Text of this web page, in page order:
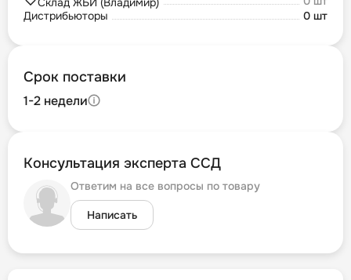
Дистрибьюторы
0 шт
Срок поставки
1-2 недели
Консультация эксперта ССД
Ответим на все вопросы по товару
Написать